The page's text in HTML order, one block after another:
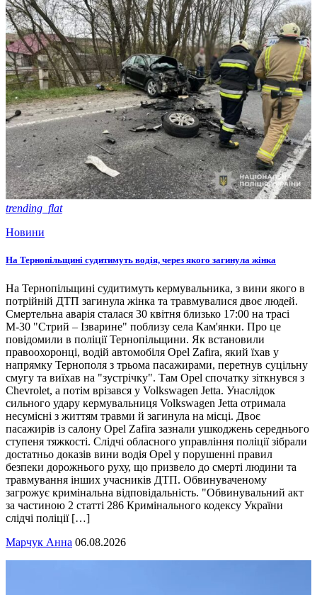
trending_flat
Новини
На Тернопільщині судитимуть водія, через якого загинула жінка
На Тернопільщині судитимуть кермувальника, з вини якого в
потрійній ДТП загинула жінка та травмувалися двоє людей.
Смертельна аварія сталася 30 квітня близько 17:00 на трасі
М-30 "Стрий – Ізварине" поблизу села Кам'янки. Про це
повідомили в поліції Тернопільщини. Як встановили
правоохоронці, водій автомобіля Opel Zafira, який їхав у
напрямку Тернополя з трьома пасажирами, перетнув суцільну
смугу та виїхав на "зустрічку". Там Opel спочатку зіткнувся з
Chevrolet, а потім врізався у Volkswagen Jetta. Унаслідок
сильного удару кермувальниця Volkswagen Jetta отримала
несумісні з життям травми й загинула на місці. Двоє
пасажирів із салону Opel Zafira зазнали ушкоджень середнього
ступеня тяжкості. Слідчі обласного управління поліції зібрали
достатньо доказів вини водія Opel у порушенні правил
безпеки дорожнього руху, що призвело до смерті людини та
травмування інших учасників ДТП. Обвинуваченому
загрожує кримінальна відповідальність. "Обвинувальний акт
за частиною 2 статті 286 Кримінального кодексу України
слідчі поліції […]
Марчук Анна 06.08.2026